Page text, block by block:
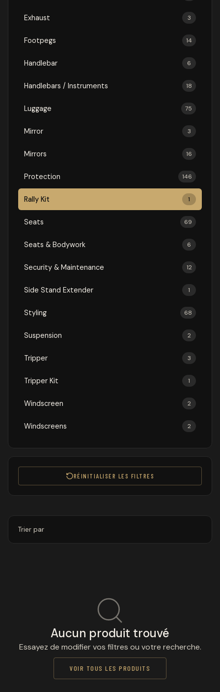
Exhaust 3
Footpegs 14
Handlebar 6
Handlebars / Instruments 18
Luggage 75
Mirror 3
Mirrors 16
Protection 146
Rally Kit 1
Seats 69
Seats & Bodywork 6
Security & Maintenance 12
Side Stand Extender 1
Styling 68
Suspension 2
Tripper 3
Tripper Kit 1
Windscreen 2
Windscreens 2
RÉINITIALISER LES FILTRES
Trier par
Aucun produit trouvé
Essayez de modifier vos filtres ou votre recherche.
VOIR TOUS LES PRODUITS